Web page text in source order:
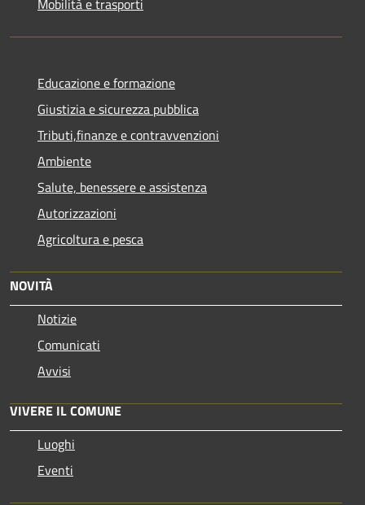
Mobilità e trasporti
Educazione e formazione
Giustizia e sicurezza pubblica
Tributi,finanze e contravvenzioni
Ambiente
Salute, benessere e assistenza
Autorizzazioni
Agricoltura e pesca
NOVITÀ
Notizie
Comunicati
Avvisi
VIVERE IL COMUNE
Luoghi
Eventi